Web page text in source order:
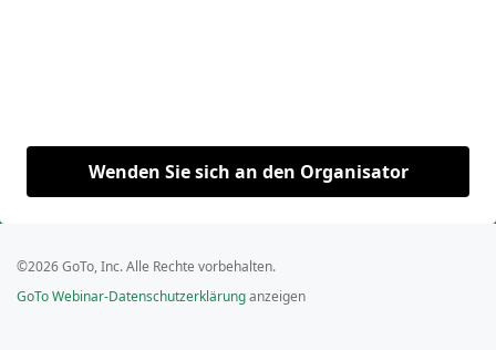
Wenden Sie sich an den Organisator
©2026 GoTo, Inc. Alle Rechte vorbehalten.
GoTo Webinar-Datenschutzerklärunganzeigen